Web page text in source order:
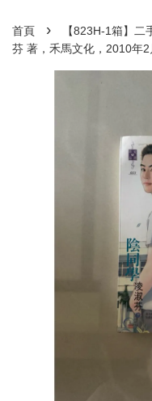
首頁 ›
【823H-1箱】
芬 著，禾馬文化，2010年